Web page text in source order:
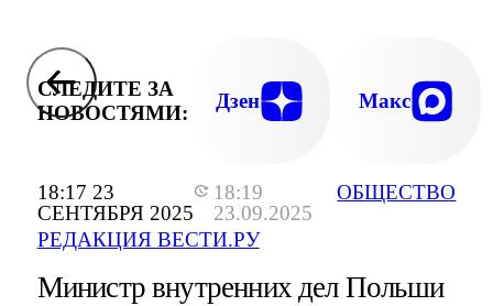
18:17 23
СЕНТЯБРЯ 2025
18:19
23.09.2025
РЕДАКЦИЯ ВЕСТИ.РУ
ОБЩЕСТВО
СЛЕДИТЕ ЗА
НОВОСТЯМИ:
Дзен Макс
Министр внутренних дел Польши